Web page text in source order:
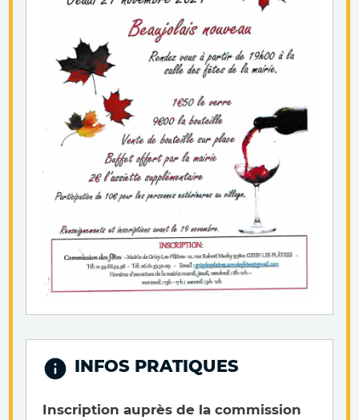
INFOS PRATIQUES
Inscription auprès de la commission